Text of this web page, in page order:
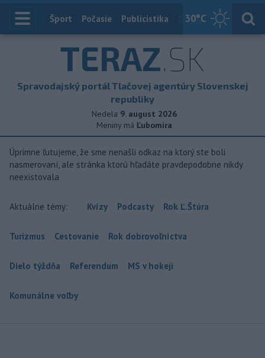
30°C
Index
Šport Počasie Publicistika Slovensko
TERAZ.SK
Spravodajský portál Tlačovej agentúry Slovenskej
republiky
Nedela 9. august 2026
Meniny má Ľubomíra
Úprimne ľutujeme, že sme nenašli odkaz na ktorý ste boli
nasmerovaní, ale stránka ktorú hľadáte pravdepodobne nikdy
neexistovala
Aktuálne témy: Kvízy Podcasty Rok Ľ.Štúra
Turizmus Cestovanie Rok dobrovoľníctva
Dielo týždňa Referendum MS v hokeji
Komunálne voľby